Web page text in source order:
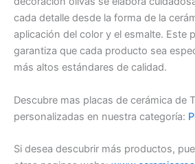
cada detalle desde la forma de la
aplicación del color y el esmalte. Este
garantiza que cada producto sea
más altos estándares de calidad.
Descubre mas placas de cerámica de
personalizadas en nuestra categoría:
Si desea descubrir más productos,